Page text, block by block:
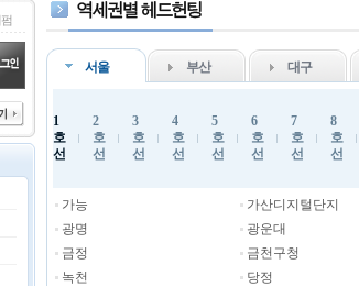
서울 부산 대구
1
호
선
2
호
선
3
호
선
4
호
선
5
호
선
6
호
선
7
호
선
8
호
선
가능 가산디지털단지
광명
광운대
금정
금천구청
녹천
당정